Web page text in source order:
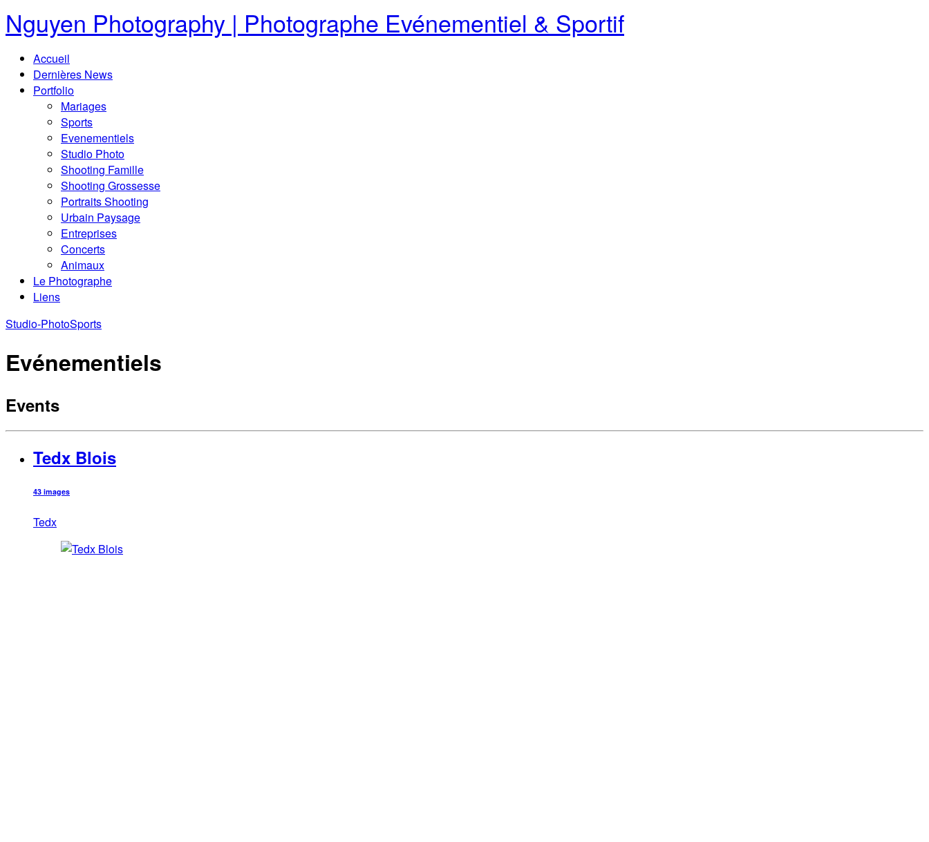
Nguyen Photography | Photographe Evénementiel & Sportif
Accueil
Dernières News
Portfolio
Mariages
Sports
Evenementiels
Studio Photo
Shooting Famille
Shooting Grossesse
Portraits Shooting
Urbain Paysage
Entreprises
Concerts
Animaux
Le Photographe
Liens
Studio-PhotoSports
Evénementiels
Events
Tedx Blois
43 images
Tedx